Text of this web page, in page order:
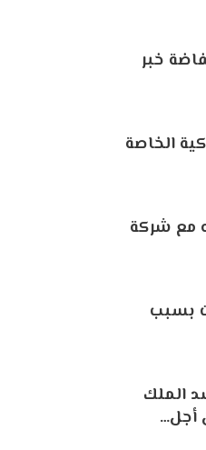
خبر
الخاصة
مع شركة
بسبب
الملك
أجل…